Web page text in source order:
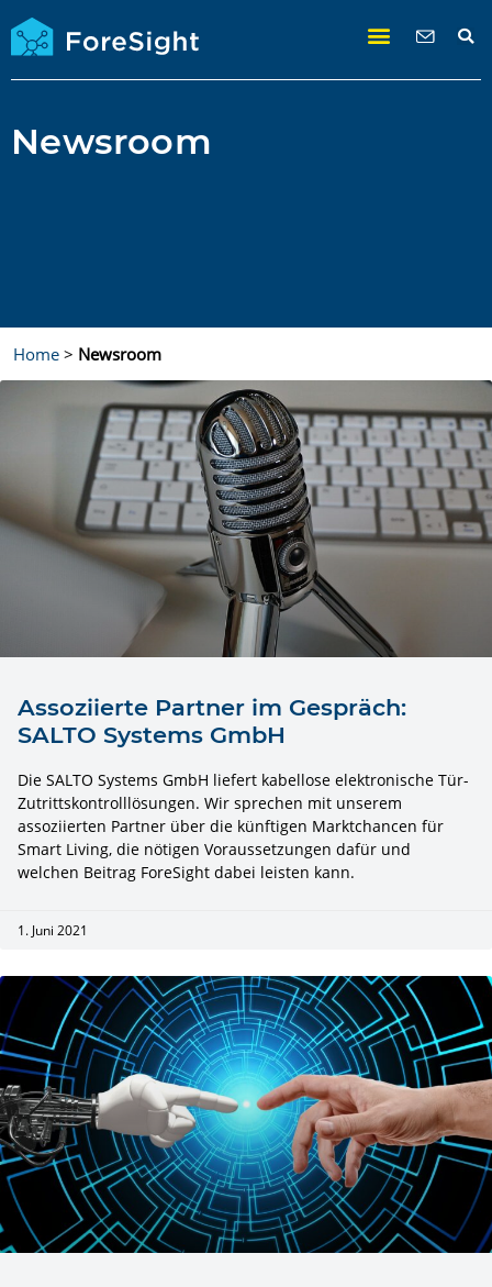
Newsroom
Home > Newsroom
Assoziierte Partner im Gespräch:
SALTO Systems GmbH
Die SALTO Systems GmbH liefert kabellose elektronische Tür-
Zutrittskontrolllösungen. Wir sprechen mit unserem
assoziierten Partner über die künftigen Marktchancen für
Smart Living, die nötigen Voraussetzungen dafür und
welchen Beitrag ForeSight dabei leisten kann.
1. Juni 2021